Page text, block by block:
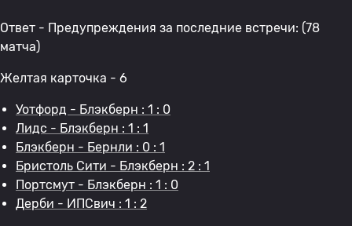
Ответ - Предупреждения за последние встречи: (78
матча)
Желтая карточка - 6
Уотфорд - Блэкберн : 1 : 0
Лидс - Блэкберн : 1 : 1
Блэкберн - Бернли : 0 : 1
Бристоль Сити - Блэкберн : 2 : 1
Портсмут - Блэкберн : 1 : 0
Дерби - ИПСвич : 1 : 2